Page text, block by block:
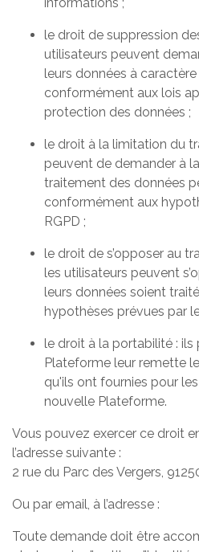
le droit de suppression
utilisateurs peuvent
leurs données à caractère
conformément aux lois
protection des données ;
le droit à la limitation du
peuvent de demander à
traitement des données
conformément aux
RGPD ;
le droit de s’opposer au
les utilisateurs peuvent
leurs données soient
hypothèses prévues par
le droit à la portabilité :
Plateforme leur remette
qu'ils ont fournies pour
nouvelle Plateforme.
Vous pouvez exercer ce droit
l’adresse suivante :
2 rue du Parc des Vergers,
Ou par email, à l’adresse :
Toute demande doit être